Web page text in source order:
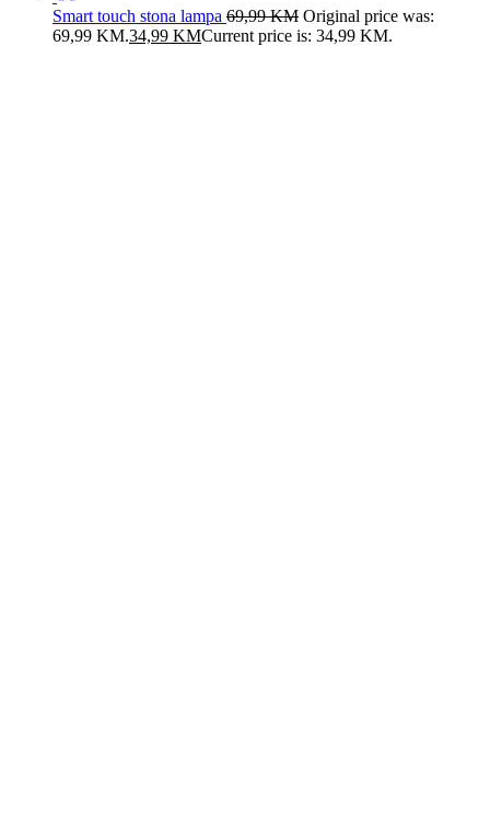
Smart touch stona lampa 69,99KM Original price was:
69,99 KM.34,99 KMCurrent price is: 34,99 KM.